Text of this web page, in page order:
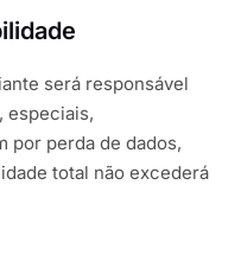
será responsável
especiais,
por perda de dados,
total não excederá